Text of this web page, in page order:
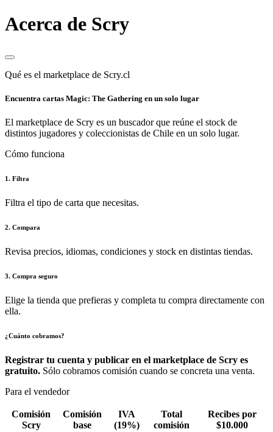
Acerca de Scry
Qué es el marketplace de Scry.cl
Encuentra cartas Magic: The Gathering en un solo lugar
El marketplace de Scry es un buscador que reúne el stock de
distintos jugadores y coleccionistas de Chile en un solo lugar.
Cómo funciona
1. Filtra
Filtra el tipo de carta que necesitas.
2. Compara
Revisa precios, idiomas, condiciones y stock en distintas tiendas.
3. Compra seguro
Elige la tienda que prefieras y completa tu compra directamente con
ella.
¿Cuánto cobramos?
Registrar tu cuenta y publicar en el marketplace de Scry es
gratuito. Sólo cobramos comisión cuando se concreta una venta.
Para el vendedor
Comisión
Scry
Comisión
base
IVA
(19%)
Total
comisión
Recibes por
$10.000